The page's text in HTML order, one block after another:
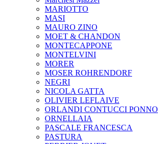
MARIOTTO
MASI
MAURO ZINO
MOET & CHANDON
MONTECAPPONE
MONTELVINI
MORER
MOSER ROHRENDORF
NEGRI
NICOLA GATTA
OLIVIER LEFLAIVE
ORLANDI CONTUCCI PONNO
ORNELLAIA
PASCALE FRANCESCA
PASTURA